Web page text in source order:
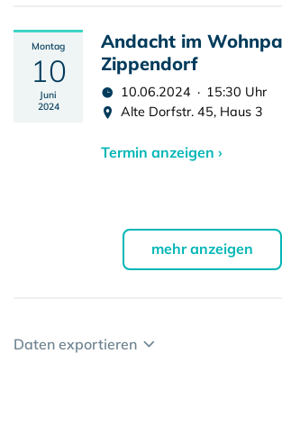
Montag
10
Juni
2024
Andacht im
Zippendorf
10.06.2024 · 15:30 Uhr
Alte Dorfstr. 45, Haus 3
Termin anzeigen ›
mehr anzeigen
Daten exportieren